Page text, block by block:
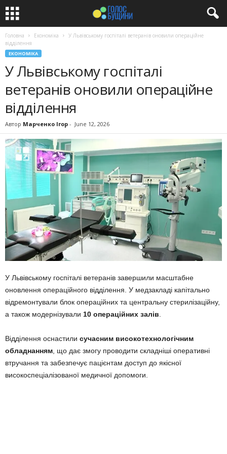
Головна Економіка
У Львівському госпіталі ветеранів оновили операційне
відділення
ЕКОНОМІКА
У Львівському госпіталі
ветеранів оновили операційне
відділення
Автор Марченко Ігор - June 12, 2026
У Львівському госпіталі ветеранів завершили масштабне
оновлення операційного відділення. У медзакладі капітально
відремонтували блок операційних та центральну стерилізаційну,
а також модернізували 10 операційних залів
Відділення оснастили сучасним високотехнологічним
обладнанням , що дає змогу проводити складніші оперативні
втручання та забезпечує пацієнтам доступ до якісної
високоспеціалізованої медичної допомоги.